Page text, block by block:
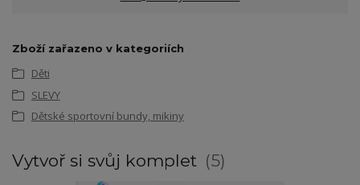
Zboží zařazeno v kategoriích
Děti
SLEVY
Dětské sportovní bundy, mikiny
Vytvoř si svůj komplet 5